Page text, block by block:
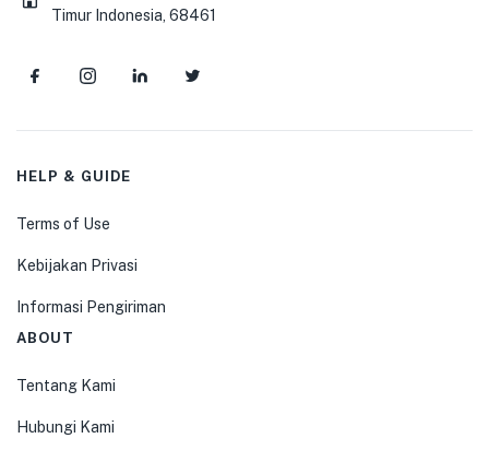
Timur Indonesia, 68461
HELP & GUIDE
Terms of Use
Kebijakan Privasi
Informasi Pengiriman
ABOUT
Tentang Kami
Hubungi Kami